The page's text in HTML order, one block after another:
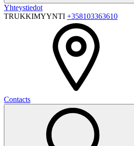
Yhteystiedot
TRUKKIMYYNTI +358103363610
Contacts